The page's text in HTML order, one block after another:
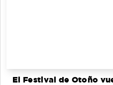
El Festival de Otoño